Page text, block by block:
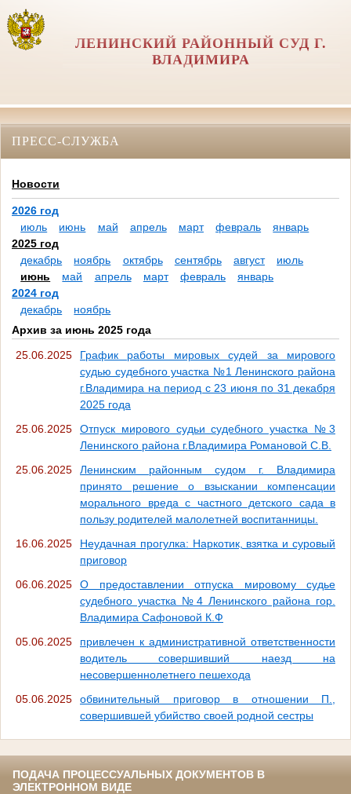
ЛЕНИНСКИЙ РАЙОННЫЙ СУД Г.
ВЛАДИМИРА
ПРЕСС-СЛУЖБА
Новости
2026 год
июль
июнь май апрель март февраль
январь
2025 год
декабрь
ноябрь октябрь сентябрь август
июль
июнь
май апрель март февраль
январь
2024 год
декабрь
ноябрь
Архив за июнь 2025 года
25.06.2025
График работы мировых судей за мирового
судью судебного участка №1 Ленинского района
г.Владимира на период с 23 июня по 31 декабря
2025 года
25.06.2025
Отпуск мирового судьи судебного участка №3
Ленинского района г.Владимира Романовой С.В.
25.06.2025
Ленинским районным судом г. Владимира
принято решение о взыскании компенсации
морального вреда с частного детского сада в
пользу родителей малолетней воспитанницы.
16.06.2025
Неудачная прогулка: Наркотик, взятка и суровый
приговор
06.06.2025
О предоставлении отпуска мировому судье
судебного участка №4 Ленинского района гор.
Владимира Сафоновой К.Ф
05.06.2025
привлечен к административной ответственности
водитель совершивший наезд на
несовершеннолетнего пешехода
05.06.2025
обвинительный приговор в отношении П.,
совершившей убийство своей родной сестры
ПОДАЧА ПРОЦЕССУАЛЬНЫХ ДОКУМЕНТОВ В
ЭЛЕКТРОННОМ ВИДЕ